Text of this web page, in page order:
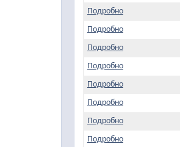
Подробно
Подробно
Подробно
Подробно
Подробно
Подробно
Подробно
Подробно